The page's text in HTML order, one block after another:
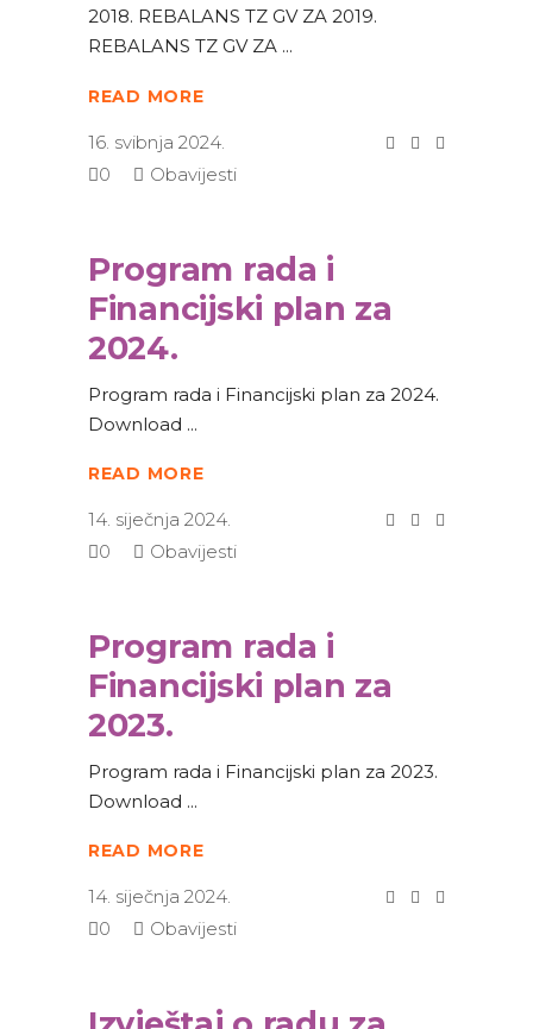
2018. REBALANS TZ GV ZA 2019.
REBALANS TZ GV ZA
READ MORE
16. svibnja 2024.
0
Obavijesti
Program rada i
Financijski plan za
2024.
Program rada i Financijski plan za 2024.
Download
READ MORE
14. siječnja 2024.
0
Obavijesti
Program rada i
Financijski plan za
2023.
Program rada i Financijski plan za 2023.
Download
READ MORE
14. siječnja 2024.
0
Obavijesti